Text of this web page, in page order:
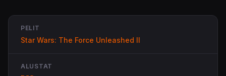
PELIT
Star Wars: The Force Unleashed II
ALUSTAT